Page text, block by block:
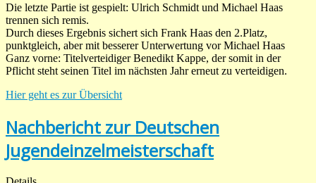
Die letzte Partie ist gespielt: Ulrich Schmidt und Michael Haas
trennen sich remis.
Durch dieses Ergebnis sichert sich Frank Haas den 2.Platz,
punktgleich, aber mit besserer Unterwertung vor Michael Haas
Ganz vorne: Titelverteidiger Benedikt Kappe, der somit in der
Pflicht steht seinen Titel im nächsten Jahr erneut zu verteidigen.
Hier geht es zur Übersicht
Nachbericht zur Deutschen
Jugendeinzelmeisterschaft